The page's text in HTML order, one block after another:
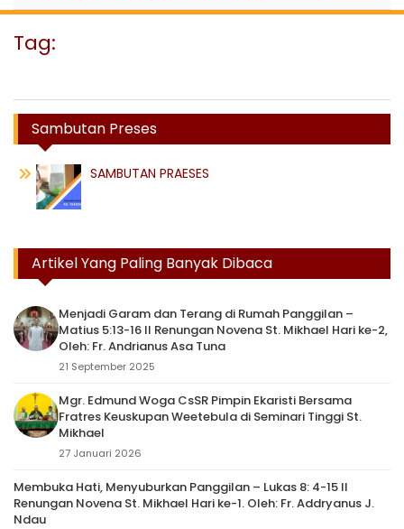
Tag:
Sambutan Preses
SAMBUTAN PRAESES
Artikel Yang Paling Banyak Dibaca
Menjadi Garam dan Terang di Rumah Panggilan –
Matius 5:13-16 II Renungan Novena St. Mikhael Hari ke-2,
Oleh: Fr. Andrianus Asa Tuna
21 September 2025
Mgr. Edmund Woga CsSR Pimpin Ekaristi Bersama
Fratres Keuskupan Weetebula di Seminari Tinggi St.
Mikhael
27 Januari 2026
Membuka Hati, Menyuburkan Panggilan – Lukas 8: 4-15 II
Renungan Novena St. Mikhael Hari ke-1. Oleh: Fr. Addryanus J.
Ndau